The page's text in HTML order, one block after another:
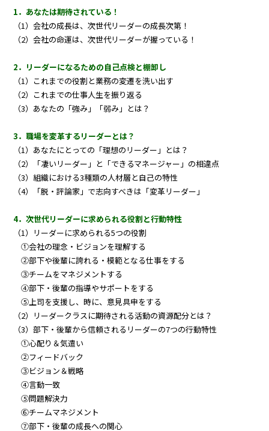
1．あなたは期待されている！
（1）会社の成長は、次世代リーダーの成長次第！
（2）会社の命運は、次世代リーダーが握っている！
2．リーダーになるための自己点検と棚卸し
（1）これまでの役割と業務の変遷を洗い出す
（2）これまでの仕事人生を振り返る
（3）あなたの「強み」「弱み」とは？
3．職場を変革するリーダーとは？
（1）あなたにとっての「理想のリーダー」とは？
（2）「凄いリーダー」と「できるマネージャー」の相違点
（3）組織における3種類の人材層と自己の特性
（4）「脱・評論家」で志向すべきは「変革リーダー」
4．次世代リーダーに求められる役割と行動特性
（1）リーダーに求められる5つの役割
①会社の理念・ビジョンを理解する
②部下や後輩に誇れる・模範となる仕事をする
③チームをマネジメントする
④部下・後輩の指導やサポートをする
⑤上司を支援し、時に、意見具申をする
（2）リーダークラスに期待される活動の資源配分とは？
（3）部下・後輩から信頼されるリーダーの7つの行動特性
①心配り＆気遣い
②フィードバック
③ビジョン＆戦略
④言動一致
⑤問題解決力
⑥チームマネジメント
⑦部下・後輩の成長への関心